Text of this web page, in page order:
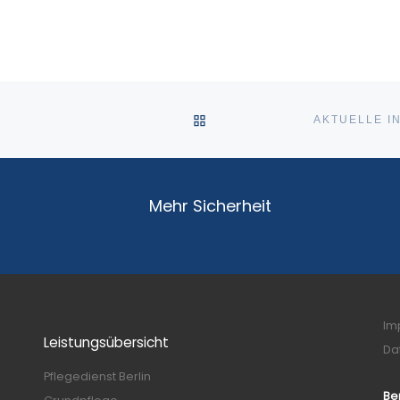
Handhabung der
ZURÜCK ZUR
Mehr Sicherheit
Leistungsübersicht
Pflegedienst Berlin